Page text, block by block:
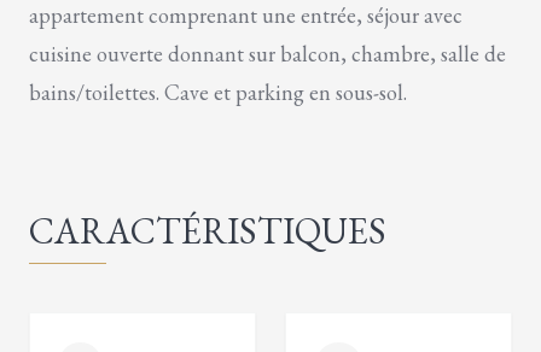
appartement comprenant une entrée, séjour avec
cuisine ouverte donnant sur balcon, chambre, salle de
bains/toilettes. Cave et parking en sous-sol.
CARACTÉRISTIQUES